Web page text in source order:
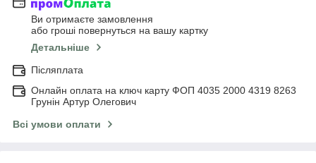
Ви отримаєте замовлення
або гроші повернуться на вашу картку
Детальніше
Післяплата
Онлайн оплата на ключ карту ФОП 4035 2000 4319 8263
Грунін Артур Олегович
Всі умови оплати